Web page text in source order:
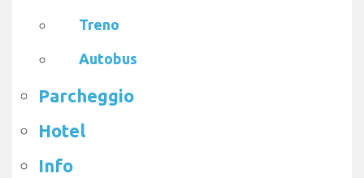
Treno
Autobus
Parcheggio
Hotel
Info